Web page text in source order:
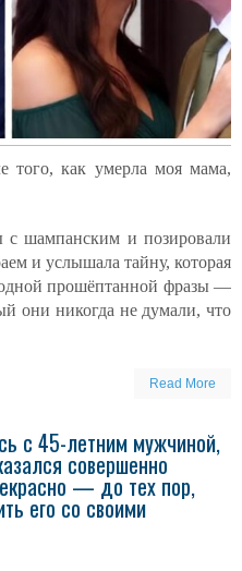
того, как умерла моя мама,
с шампанским и позировали
и услышала тайну, которая
одной прошёптанной фразы —
они никогда не думали, что
Read More
с 45-летним мужчиной,
совершенно
— до тех пор,
его со своими